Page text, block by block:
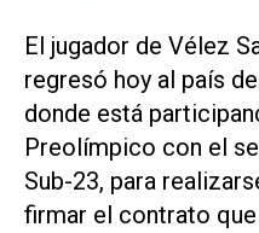
El jugador de Vélez
regresó hoy al país
donde está
Preolímpico con el
Sub-23, para
firmar el contrato